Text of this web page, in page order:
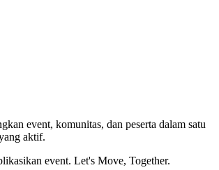
event, komunitas, dan peserta dalam satu
aktif.
event. Let's Move, Together.